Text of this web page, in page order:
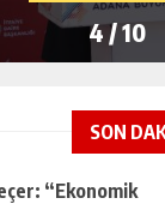
5/10
SON
“Ekonomik